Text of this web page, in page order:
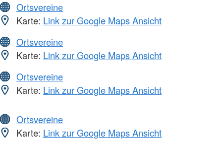
Ortsvereine
Karte: Link zur Google Maps Ansicht
Ortsvereine
Karte: Link zur Google Maps Ansicht
Ortsvereine
Karte: Link zur Google Maps Ansicht
Ortsvereine
Karte: Link zur Google Maps Ansicht